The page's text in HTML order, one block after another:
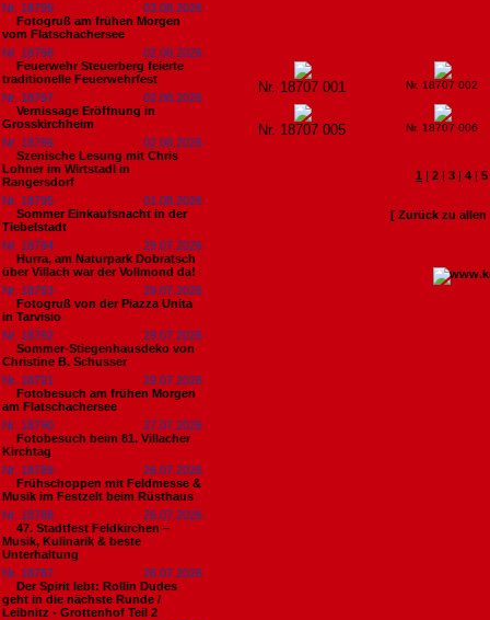
Nr. 18799
03.08.2026
Fotogruß am frühen Morgen
vom Flatschachersee
Nr. 18798
02.08.2026
Feuerwehr Steuerberg feierte
traditionelle Feuerwehrfest
Nr. 18797
02.08.2026
Vernissage Eröffnung in
Grosskirchheim
Nr. 18796
02.08.2026
Szenische Lesung mit Chris
Lohner im Wirtstadl in
Rangersdorf
Nr. 18795
01.08.2026
Sommer Einkaufsnacht in der
Tiebelstadt
Nr. 18794
29.07.2026
Hurra, am Naturpark Dobratsch
über Villach war der Vollmond da!
Nr. 18793
29.07.2026
Fotogruß von der Piazza Unita
in Tarvisio
Nr. 18792
29.07.2026
Sommer-Stiegenhausdeko von
Christine B. Schusser
Nr. 18791
29.07.2026
Fotobesuch am frühen Morgen
am Flatschachersee
Nr. 18790
27.07.2026
Fotobesuch beim 81. Villacher
Kirchtag
Nr. 18789
26.07.2026
Frühschoppen mit Feldmesse &
Musik im Festzelt beim Rüsthaus
Nr. 18788
26.07.2026
47. Stadtfest Feldkirchen –
Musik, Kulinarik & beste
Unterhaltung
Nr. 18787
26.07.2026
Der Spirit lebt: Rollin Dudes
geht in die nächste Runde /
Leibnitz - Grottenhof Teil 2
Nr. 18707 001 Nr. 18707 002
Nr. 18707 005 Nr. 18707 006
1 | 2 | 3 | 4 | 5
[ Zurück zu